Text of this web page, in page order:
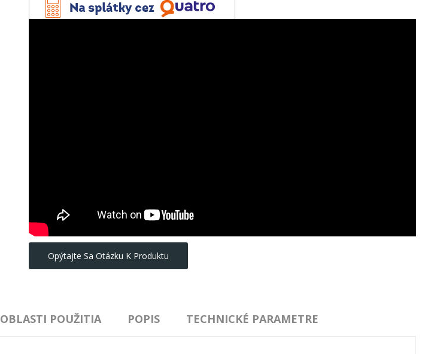
Opýtajte Sa Otázku K Produktu
OBLASTI POUŽITIA POPIS TECHNICKÉ PARAMETRE